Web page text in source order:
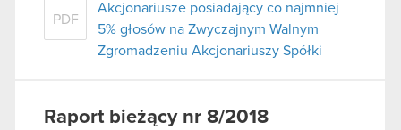
PDF
Akcjonariusze posiadający co najmniej
5% głosów na Zwyczajnym Walnym
Zgromadzeniu Akcjonariuszy Spółki
Raport bieżący nr 8/2018